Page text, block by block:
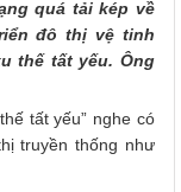
quá tải kép về
đô thị vệ tinh
thế tất yếu. Ông
tất yếu” nghe có
truyền thống như